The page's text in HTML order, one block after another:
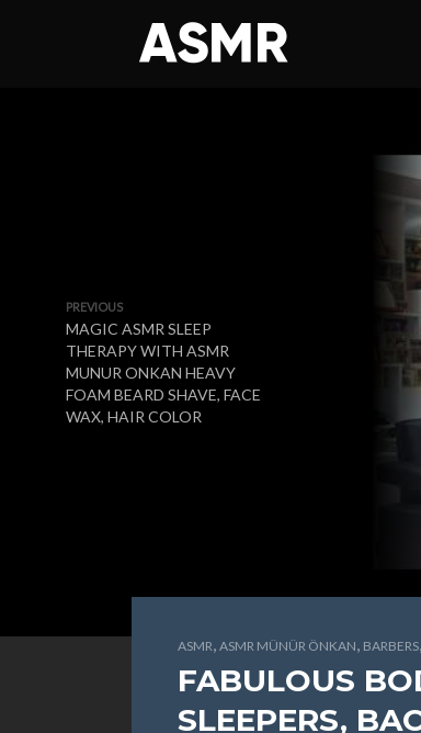
PREVIOUS
MAGIC ASMR SLEEP
THERAPY WITH ASMR
MUNUR ONKAN HEAVY
FOAM BEARD SHAVE, FACE
WAX, HAIR COLOR
ASMR, ASMR MÜNÜR ÖNKAN, BARBERS,
FABULOUS
SLEEPERS,